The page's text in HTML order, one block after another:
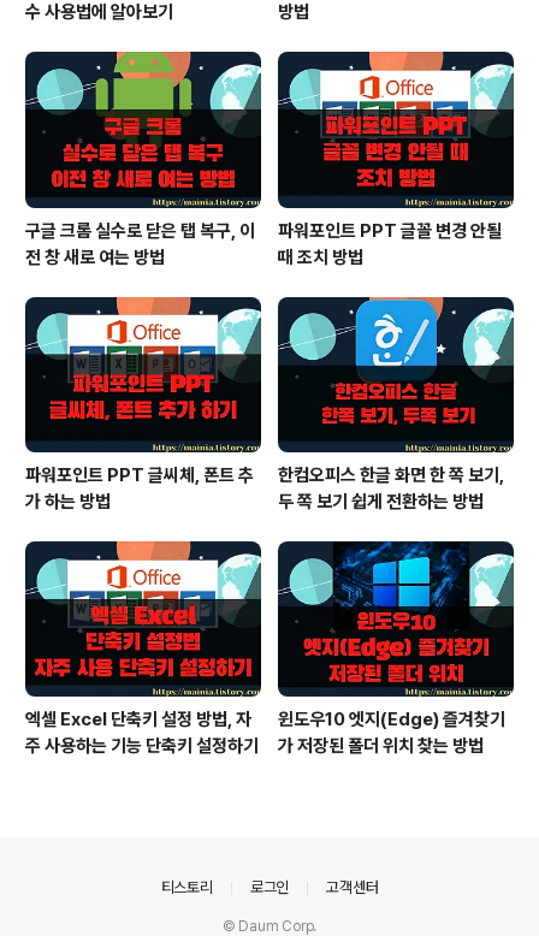
수 사용법에 알아보기
방법
구글 크롬 실수로 닫은 탭 복구, 이
전 창 새로 여는 방법
파워포인트 PPT 글꼴 변경 안될
때 조치 방법
파워포인트 PPT 글씨체, 폰트 추
가 하는 방법
한컴오피스 한글 화면 한 쪽 보기,
두 쪽 보기 쉽게 전환하는 방법
엑셀 Excel 단축키 설정 방법, 자
주 사용하는 기능 단축키 설정하기
윈도우10 엣지(Edge) 즐겨찾기
가 저장된 폴더 위치 찾는 방법
티스토리 로그인 고객센터
© Daum Corp.